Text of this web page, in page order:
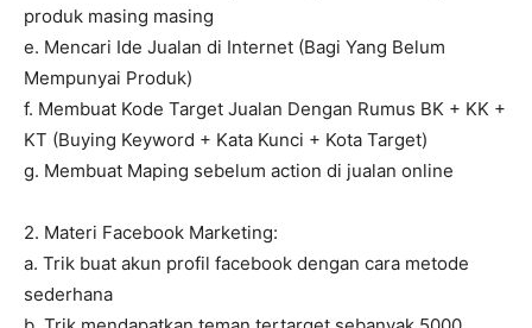
produk masing masing
e. Mencari Ide Jualan di Internet (Bagi Yang Belum
Mempunyai Produk)
f. Membuat Kode Target Jualan Dengan Rumus BK + KK +
KT (Buying Keyword + Kata Kunci + Kota Target)
g. Membuat Maping sebelum action di jualan online
2. Materi Facebook Marketing:
a. Trik buat akun profil facebook dengan cara metode
sederhana